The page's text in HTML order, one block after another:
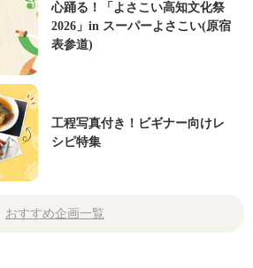
心踊る！「よさこい高知文化祭
2026」in スーパーよさこい(原宿
表参道)
工程写真付き！ビギナー向けレ
シピ特集
おすすめ企画一覧